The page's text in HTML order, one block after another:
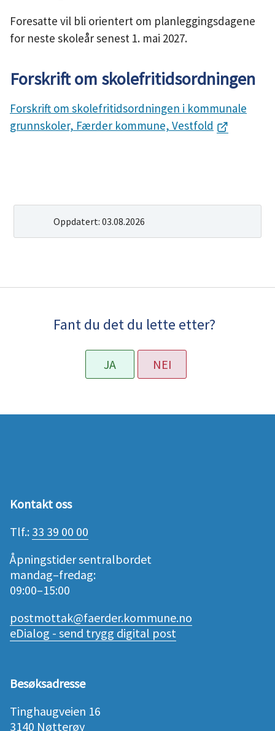
Foresatte vil bli orientert om planleggingsdagene
for neste skoleår senest 1. mai 2027.
Forskrift om skolefritidsordningen
Forskrift om skolefritidsordningen i kommunale
grunnskoler, Færder kommune, Vestfold
Oppdatert: 03.08.2026
Fant du det du lette etter?
JA NEI
Kontakt oss
Tlf.: 33 39 00 00
Åpningstider sentralbordet
mandag–fredag:
09:00–15:00
postmottak@faerder.kommune.no
eDialog - send trygg digital post
Besøksadresse
Tinghaugveien 16
3140 Nøtterøy